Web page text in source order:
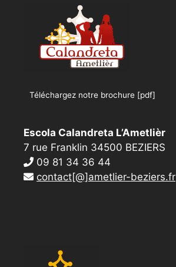
Téléchargez notre brochure [pdf]
Escola Calandreta L’Ametlièr
7 rue Franklin 34500 BEZIERS
09 81 34 36 44
contact[@]ametlier-beziers.fr